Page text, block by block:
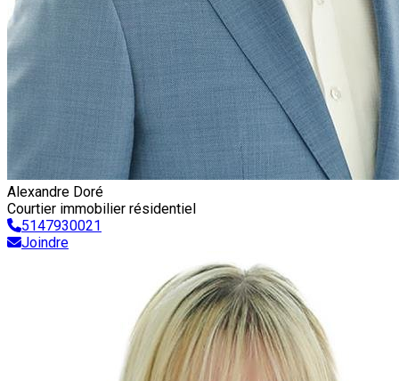
Alexandre Doré
Courtier immobilier résidentiel
5147930021
Joindre